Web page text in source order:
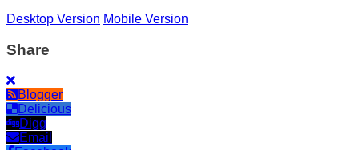
Desktop Version Mobile Version
Share
Blogger
Delicious
Digg
Email